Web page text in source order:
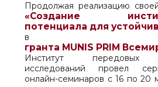
Продолжая реализацию
«Создание
потенциала для
в
гранта MUNIS PRIM
Институт передовых
исследований провел
онлайн-семинаров с 16 по 20